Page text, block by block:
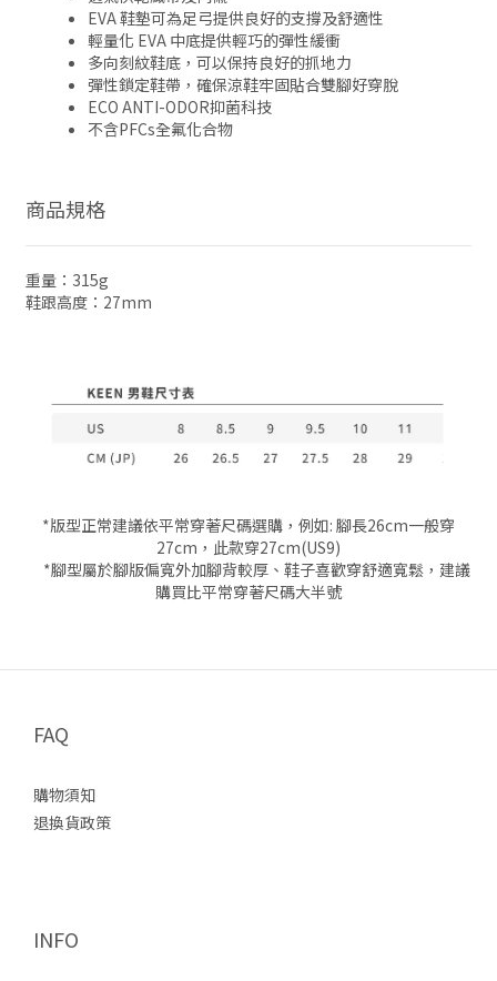
EVA 鞋墊可為足弓提供良好的支撐及舒適性
輕量化 EVA 中底提供輕巧的彈性緩衝
多向刻紋鞋底，可以保持良好的抓地力
彈性鎖定鞋帶，確保涼鞋牢固貼合雙腳好穿脫
ECO ANTI-ODOR抑菌科技
不含PFCs全氟化合物
商品規格
重量：315g
鞋跟高度：27mm
*版型正常建議依平常穿著尺碼選購，例如: 腳長26cm一般穿
27cm，此款穿27cm(US9)
*腳型屬於腳版偏寬外加腳背較厚、鞋子喜歡穿舒適寬鬆，建議
購買比平常穿著尺碼大半號
FAQ
購物須知
退換貨政策
INFO